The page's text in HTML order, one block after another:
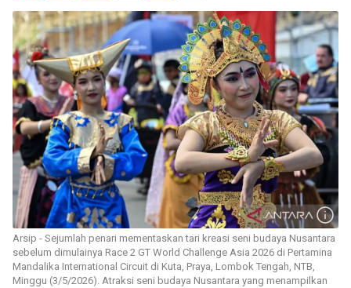
Arsip - Sejumlah penari mementaskan tari kreasi seni budaya Nusantara
sebelum dimulainya Race 2 GT World Challenge Asia 2026 di Pertamina
Mandalika International Circuit di Kuta, Praya, Lombok Tengah, NTB,
Minggu (3/5/2026). Atraksi seni budaya Nusantara yang menampilkan